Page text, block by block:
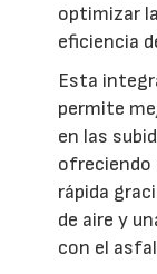
optimizar
eficiencia
Esta
permite
en las
ofreciendo
rápida
de aire y
con el